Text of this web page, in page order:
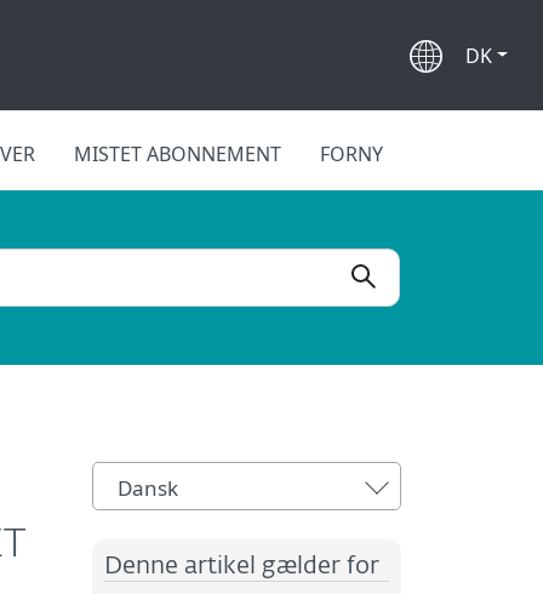
DK
MISTET ABONNEMENT FORNY
Dansk
Denne artikel gælder for